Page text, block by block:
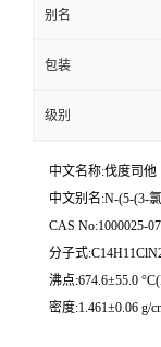
别名
包装
级别
中文名称:伐度司他
中文别名:N-(5-(3-
CAS No:1000025-
分子式
沸点:674.6±55.0
密度:1.461±0.06 g/